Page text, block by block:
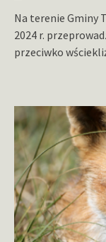
Na terenie Gminy
2024 r.
przeciwko